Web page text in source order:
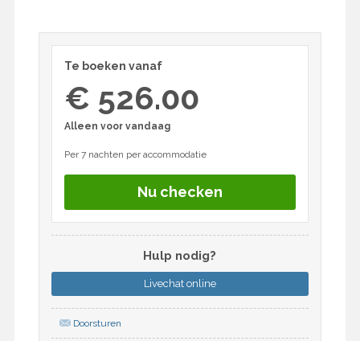
Te boeken vanaf
€ 526.00
Alleen voor vandaag
Per 7 nachten per accommodatie
Nu checken
Hulp nodig?
Livechat online
Doorsturen